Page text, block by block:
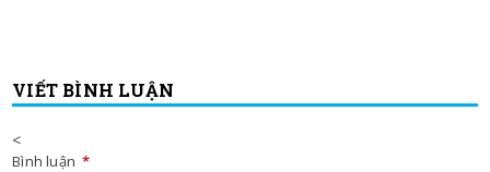
VIẾT BÌNH LUẬN
<
Bình luận *